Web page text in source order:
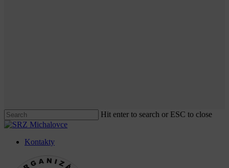
Hit enter to search or ESC to close
Close
Kontakty